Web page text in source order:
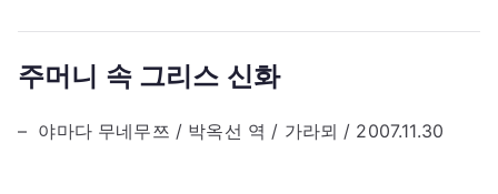
주머니 속 그리스 신화
– 야마다 무네무쯔 / 박옥선 역 / 가라뫼 / 2007.11.30